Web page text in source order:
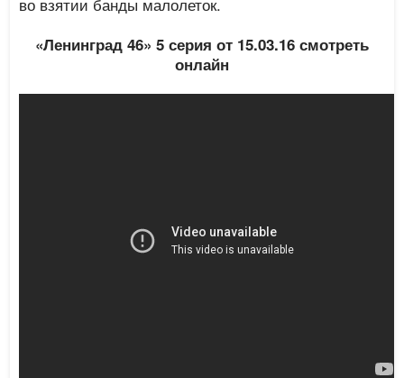
«Ленинград 46» 5 серия от 15.03.16 смотреть
онлайн